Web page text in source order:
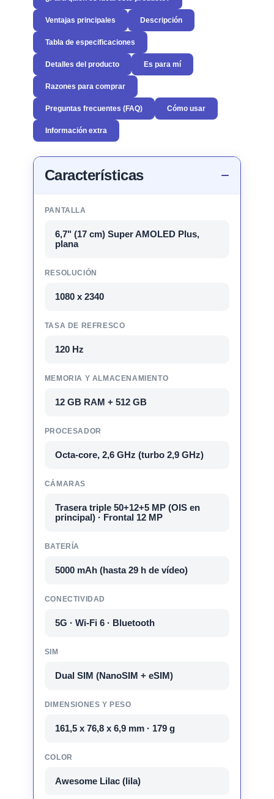
Ventajas principales Descripción
Tabla de especificaciones
Detalles del producto Es para mí
Razones para comprar
Preguntas frecuentes (FAQ) Cómo usar
Información extra
Características
PANTALLA
6,7" (17 cm) Super AMOLED Plus,
plana
RESOLUCIÓN
1080 x 2340
TASA DE REFRESCO
120 Hz
MEMORIA Y ALMACENAMIENTO
12 GB RAM + 512 GB
PROCESADOR
Octa-core, 2,6 GHz (turbo 2,9 GHz)
CÁMARAS
Trasera triple 50+12+5 MP (OIS en
principal) · Frontal 12 MP
BATERÍA
5000 mAh (hasta 29 h de vídeo)
CONECTIVIDAD
5G · Wi-Fi 6 · Bluetooth
SIM
Dual SIM (NanoSIM + eSIM)
DIMENSIONES Y PESO
161,5 x 76,8 x 6,9 mm · 179 g
COLOR
Awesome Lilac (lila)